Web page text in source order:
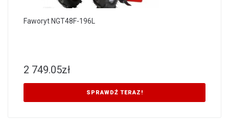
Faworyt NGT48F-196L
2 749.05zł
SPRAWDŹ TERAZ!